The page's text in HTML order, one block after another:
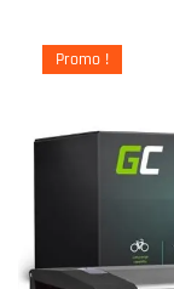
Promo !